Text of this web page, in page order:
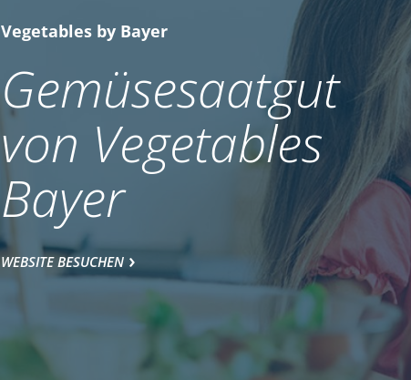
Vegetables by Bayer
Gemüsesaatgut
von Vegetables
Bayer
WEBSITE BESUCHEN